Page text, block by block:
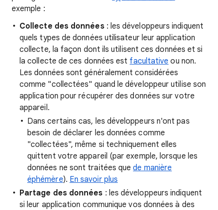
exemple :
Collecte des données : les développeurs indiquent
quels types de données utilisateur leur application
collecte, la façon dont ils utilisent ces données et si
la collecte de ces données est facultative ou non.
Les données sont généralement considérées
comme "collectées" quand le développeur utilise son
application pour récupérer des données sur votre
appareil.
Dans certains cas, les développeurs n'ont pas
besoin de déclarer les données comme
"collectées", même si techniquement elles
quittent votre appareil (par exemple, lorsque les
données ne sont traitées quede manière
éphémère). En savoir plus
Partage des données : les développeurs indiquent
si leur application communique vos données à des